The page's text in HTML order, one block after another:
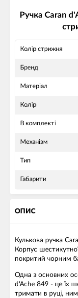
Ручка Caran
Колір стрижня
Бренд
Матеріал
Колір
В комплекті
Механізм
Тип
Габарити
ОПИС
Кулькова ручка
Корпус
покритий чорним
Одна з основних
d'Ache 849 - це їх
тримати в руці,